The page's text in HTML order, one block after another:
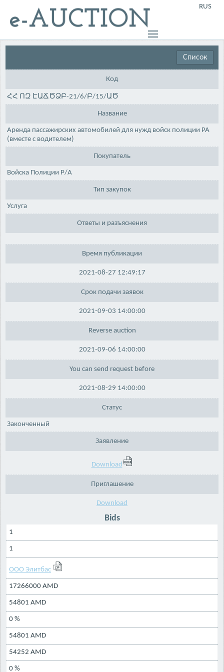
RUS
Список
Код
ՀՀ ՈԶ ԷԱՃԾՁԲ-21/6/Բ/15/ԱԾ
Название
Аренда пассажирских автомобилей для нужд войск полиции РА
(вместе с водителем)
Покупатель
Войска Полиции Р/А
Тип закупок
Услуга
Ответы и разъяснения
Время публикации
2021-08-27 12:49:17
Срок подачи заявок
2021-09-03 14:00:00
Reverse auction
2021-09-06 14:00:00
You can send request before
2021-08-29 14:00:00
Статус
Законченный
Заявление
Download
Приглашение
Download
Bids
1
1
ООО Элитбас
17266000 AMD
54801 AMD
0 %
54801 AMD
54252 AMD
0 %